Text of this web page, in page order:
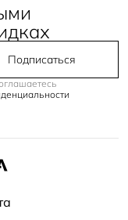
Подписаться